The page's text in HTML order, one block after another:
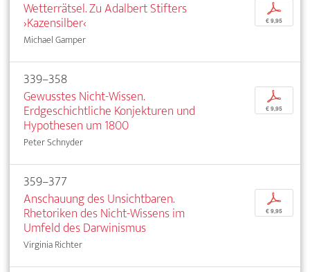
Wetterrätsel. Zu Adalbert Stifters
›Kazensilber‹
Michael Gamper
p
€ 9,95
339–358
Gewusstes Nicht-Wissen.
Erdgeschichtliche Konjekturen und
Hypothesen um 1800
Peter Schnyder
p
€ 9,95
359–377
Anschauung des Unsichtbaren.
Rhetoriken des Nicht-Wissens im
Umfeld des Darwinismus
Virginia Richter
p
€ 9,95